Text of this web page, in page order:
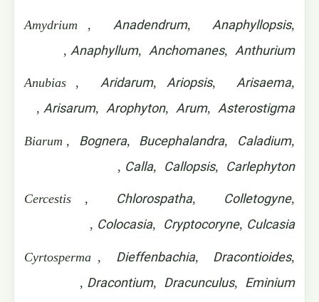
Amydrium , Anadendrum, Anaphyllopsis,
Anaphyllum, Anchomanes, Anthurium
,
Anubias , Aridarum,Ariopsis,Arisaema,
Arisarum,Arophyton,Arum,Asterostigma
,
Biarum , Bognera, Bucephalandra, Caladium,
Calla, Callopsis, Carlephyton
,
Cercestis , Chlorospatha, Colletogyne,
Colocasia, Cryptocoryne, Culcasia
,
Cyrtosperma , Dieffenbachia, Dracontioides,
Dracontium, Dracunculus, Eminium
,